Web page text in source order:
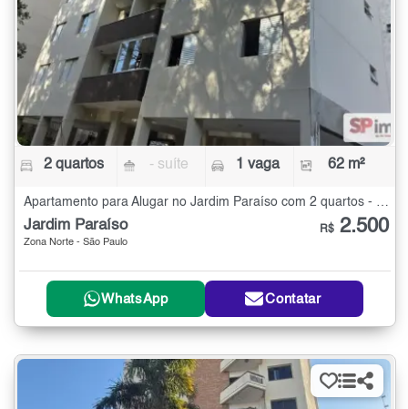
2 quartos - suíte 1 vaga 62 m²
Apartamento para Alugar no Jardim Paraíso com 2 quartos - 62 m²
Jardim Paraíso
Zona Norte - São Paulo
R$ 2.500
WhatsApp Contatar